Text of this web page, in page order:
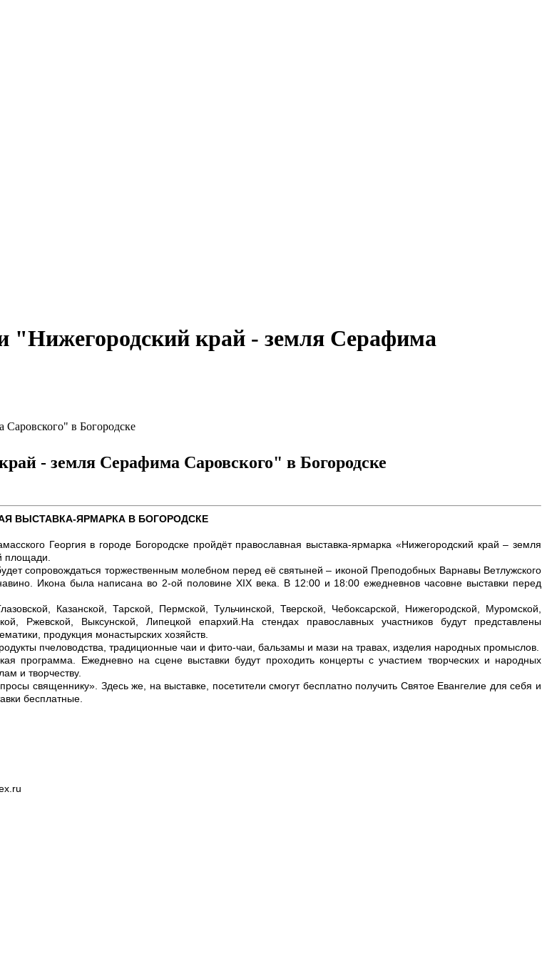
"Нижегородский край - земля Серафима
в Богородске
- земля Серафима Саровского" в Богородске
ВЫСТАВКА-ЯРМАРКА В БОГОРОДСКЕ
Георгия в городе Богородске пройдёт православная выставка-ярмарка «Нижегородский край – земля
площади.
сопровождаться торжественным молебном перед её святыней – иконой Преподобных Варнавы Ветлужского
Икона была написана во 2-ой половине XIX века. В 12:00 и 18:00 ежедневнов часовне выставки перед
Казанской, Тарской, Пермской, Тульчинской, Тверской, Чебоксарской, Нижегородской, Муромской,
Ржевской, Выксунской, Липецкой епархий.На стендах православных участников будут представлены
продукция монастырских хозяйств.
пчеловодства, традиционные чаи и фито-чаи, бальзамы и мази на травах, изделия народных промыслов.
программа. Ежедневно на сцене выставки будут проходить концерты с участием творческих и народных
и творчеству.
священнику». Здесь же, на выставке, посетители смогут бесплатно получить Святое Евангелие для себя и
бесплатные.